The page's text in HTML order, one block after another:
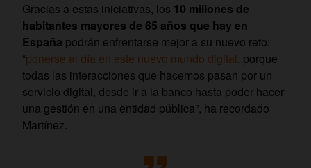
Gracias a estas iniciativas, los 10 millones de
habitantes mayores de 65 años que hay en
España podrán enfrentarse mejor a su nuevo reto:
“ponerse al día en este nuevo mundo digital, porque
todas las interacciones que hacemos pasan por un
servicio digital, desde ir a la banco hasta poder hacer
una gestión en una entidad pública”, ha recordado
Martínez.